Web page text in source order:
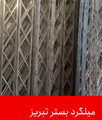
میلگرد بستر تبریز